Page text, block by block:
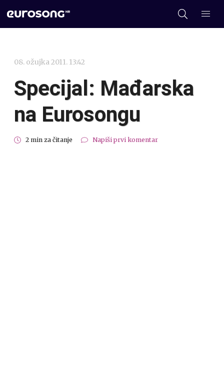
08. ožujka 2011. 13:42
Specijal: Mađarska
na Eurosongu
2 min za čitanje Napiši prvi komentar